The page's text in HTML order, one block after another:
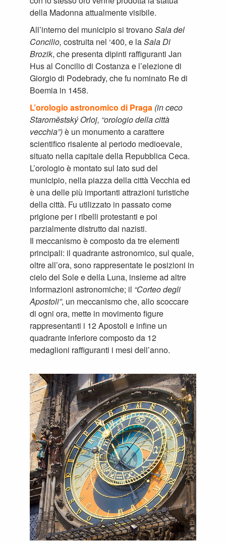
della Madonna attualmente visibile.
All’interno del municipio si trovanoSala del
Concilio, costruita nel ‘400, e laSala Di
Brozik, che presenta dipinti raffiguranti Jan
Hus al Concilio di Costanza e l’elezione di
Giorgio di Podebrady, che fu nominato Re di
Boemia in 1458.
L’orologio astronomico di Praga (in ceco
Staroměstský Orloj, “orologio della città
vecchia”)è un monumento a carattere
scientifico risalente al periodo medioevale,
situato nella capitale della Repubblica Ceca.
L’orologio è montato sul lato sud del
municipio, nella piazza della città Vecchia ed
è una delle più importanti attrazioni turistiche
della città. Fu utilizzato in passato come
prigione per i ribelli protestanti e poi
parzialmente distrutto dai nazisti.
Il meccanismo è composto da tre elementi
principali: il quadrante astronomico, sul quale,
oltre all’ora, sono rappresentate le posizioni in
cielo del Sole e della Luna, insieme ad altre
informazioni astronomiche; il “Corteo degli
Apostoli”, un meccanismo che, allo scoccare
di ogni ora, mette in movimento figure
rappresentanti i 12 Apostoli e infine un
quadrante inferiore composto da 12
medaglioni raffiguranti i mesi dell’anno.